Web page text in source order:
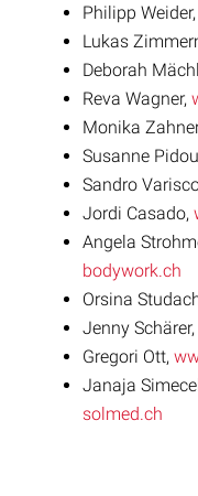
Philipp Weider,
Lukas
Deborah
Reva Wagner,
Monika
Susanne
Sandro
Jordi Casado,
Angela
bodywork.ch
Orsina
Jenny Schärer,
Gregori Ott,
Janaja
solmed.ch